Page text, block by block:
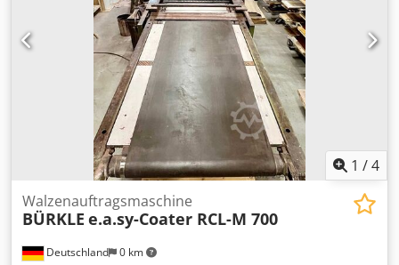
1 /4
Deutschland 0 km
Walzenauftragsmaschine
BÜRKLE e.a.sy-Coater RCL-M 700